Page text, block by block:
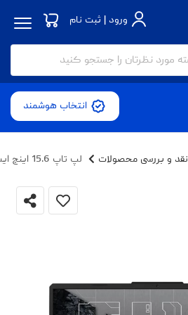
ورود | ثبت نام
انتخاب هوشمند
نقد و بررسی محصولات لپ تاپ 15.6 اینچ ایسوس مدل TUF Gaming A15 FA506NFR-HN114-R7 7435HS-16GB DDR5-1TB SSD-RTX2050-FHD - کاستوم شده